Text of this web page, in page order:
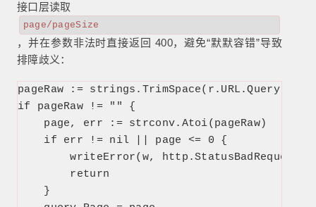
接口层读取
page/pageSize
，并在参数非法时直接返回 400，避免“默默容错”导致
排障歧义：
pageRaw :=
if pageRaw != "" {
    page, err := strconv.Atoi(pageRaw)
    if err != nil || page <= 0 {
writeError(w, http.StatusBadRequest,
        return
    }